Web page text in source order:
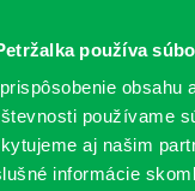
používa
obsahu
používame
aj našim
informácie
ONLINE